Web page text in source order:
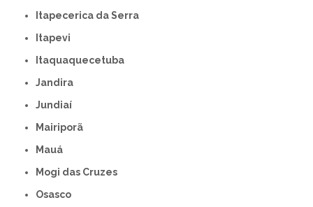
Itapecerica da Serra
Itapevi
Itaquaquecetuba
Jandira
Jundiaí
Mairiporã
Mauá
Mogi das Cruzes
Osasco